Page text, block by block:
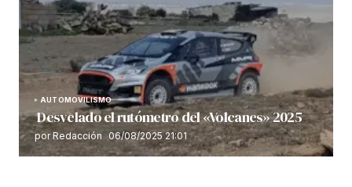
AUTOMOVILISMO
Desvelado el rutómetro del «Volcanes» 2025
por Redacción 06/08/2025 21:01